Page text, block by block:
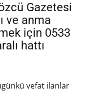
Gazetesi
ve anma
için 0533
hattı
vefat ilanlar